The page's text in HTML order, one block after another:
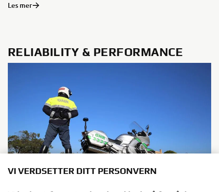
Les mer
RELIABILITY & PERFORMANCE
VI VERDSETTER DITT PERSONVERN